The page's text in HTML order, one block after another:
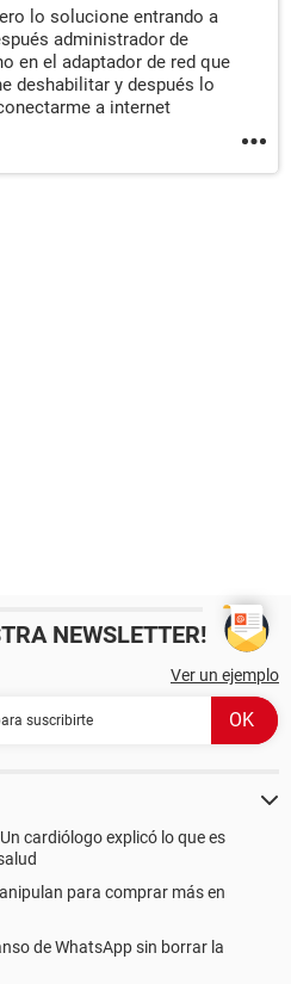
lo solucione entrando a
administrador de
en el adaptador de red que
deshabilitar y después lo
a internet
NEWSLETTER!
Ver un ejemplo
cardiólogo explicó lo que es
para comprar más en
de WhatsApp sin borrar la